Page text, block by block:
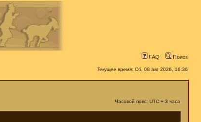
FAQ Поиск
Текущее время: Сб, 08 авг 2026, 16:36
Часовой пояс: UTC + 3 часа